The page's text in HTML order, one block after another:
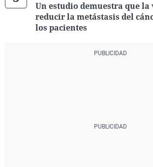
Un estudio demuestra que
reducir la metástasis del
los pacientes